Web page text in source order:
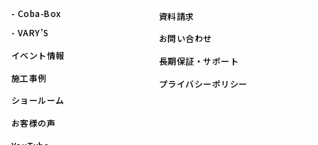
Coba-Box
VARY’S
イベント情報
施工事例
ショールーム
お客様の声
資料請求
お問い合わせ
長期保証・サポート
プライバシーポリシー